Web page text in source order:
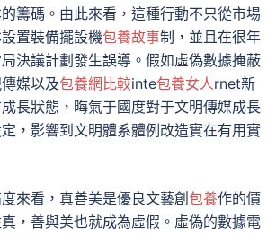
籌碼。由此來看，這種行動不只從市場
置裝備擺設機包養故事制，並且在很年
決議計劃發生誤導。假如虛偽數據掩蔽
媒以及包養網比較inte包養女人rnet新
長狀態，晦氣于國度對于文明傳媒成長
，影響到文明體系體例改造實在有用實
來看，真善美是優良文藝創 包養作的價
，善與美也就成為虛假。虛偽的數據電